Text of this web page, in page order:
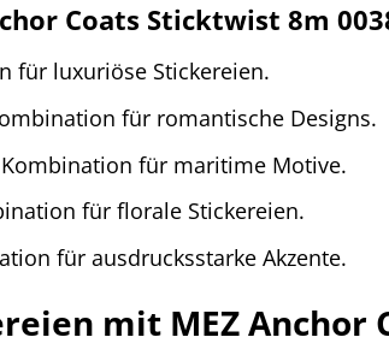
Coats Sticktwist 8m
für luxuriöse Stickereien.
für romantische Designs.
für maritime Motive.
für florale Stickereien.
für ausdrucksstarke Akzente.
mit MEZ Anchor